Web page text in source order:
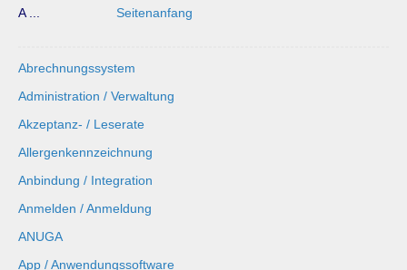
A ... Seitenanfang
Abrechnungssystem
Administration / Verwaltung
Akzeptanz- / Leserate
Allergenkennzeichnung
Anbindung / Integration
Anmelden / Anmeldung
ANUGA
App / Anwendungssoftware